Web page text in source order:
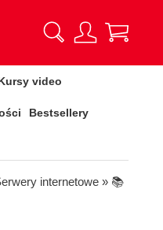
video
Bestsellery
internetowe » 📚